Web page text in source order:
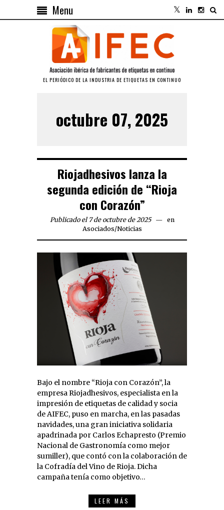
Menu
EL PERIÓDICO DE LA INDUSTRIA DE ETIQUETAS EN CONTINUO
octubre 07, 2025
Riojadhesivos lanza la
segunda edición de “Rioja
con Corazón”
Publicado el 7 de octubre de 2025
en
Asociados/Noticias
Bajo el nombre “Rioja con Corazón”, la
empresa Riojadhesivos, especialista en la
impresión de etiquetas de calidad y socia
de AIFEC, puso en marcha, en las pasadas
navidades, una gran iniciativa solidaria
apadrinada por Carlos Echapresto (Premio
Nacional de Gastronomía como mejor
sumiller), que contó con la colaboración de
la Cofradía del Vino de Rioja. Dicha
campaña tenía como objetivo…
LEER MÁS